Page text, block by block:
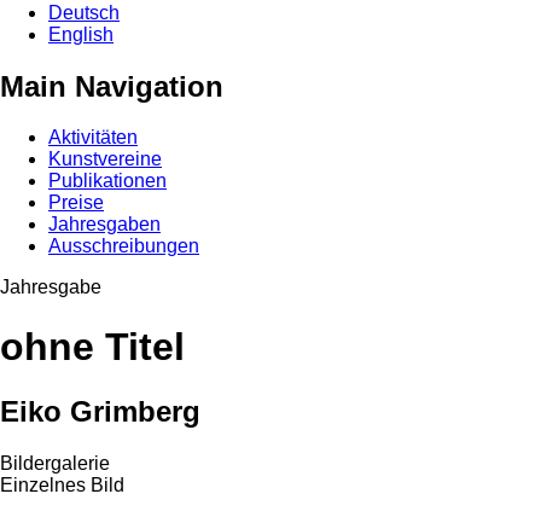
Deutsch
English
Main Navigation
Aktivitäten
Kunstvereine
Publikationen
Preise
Jahresgaben
Ausschreibungen
Jahresgabe
ohne Titel
Eiko Grimberg
Bildergalerie
Einzelnes Bild